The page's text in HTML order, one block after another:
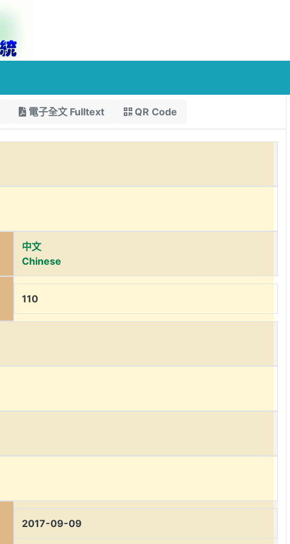
電子全文 Fulltext QR Code
中文
Chinese
110
2017-09-09